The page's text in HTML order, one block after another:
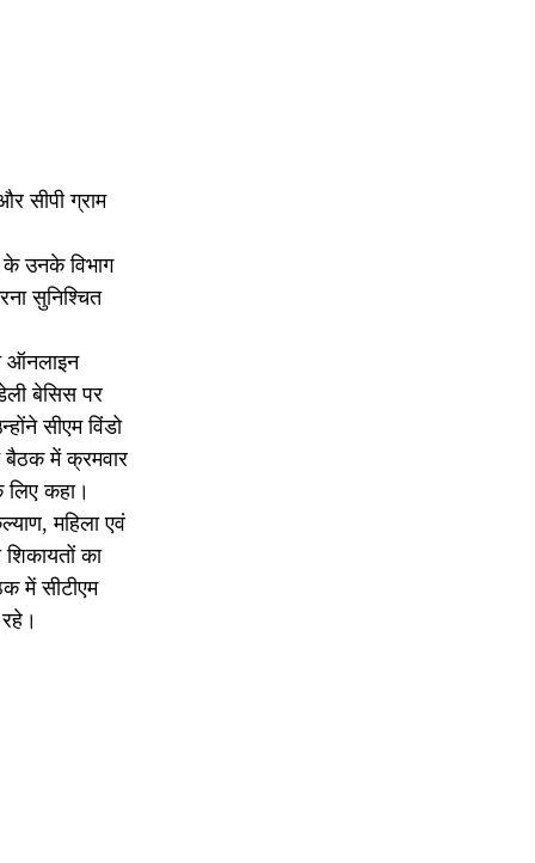
सीपी ग्राम
के उनके विभाग
सुनिश्चित
ऑनलाइन
बेसिस पर
सीएम विंडो
बैठक में क्रमवार
लिए कहा।
महिला एवं
का
में सीटीएम